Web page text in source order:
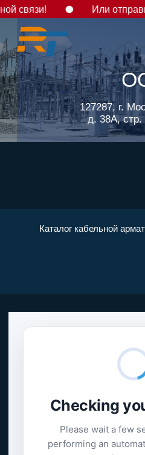
связи! Или
127287, г. Москва, ул. 2-я
д. 38А, стр. 8, тел. +7
ООО